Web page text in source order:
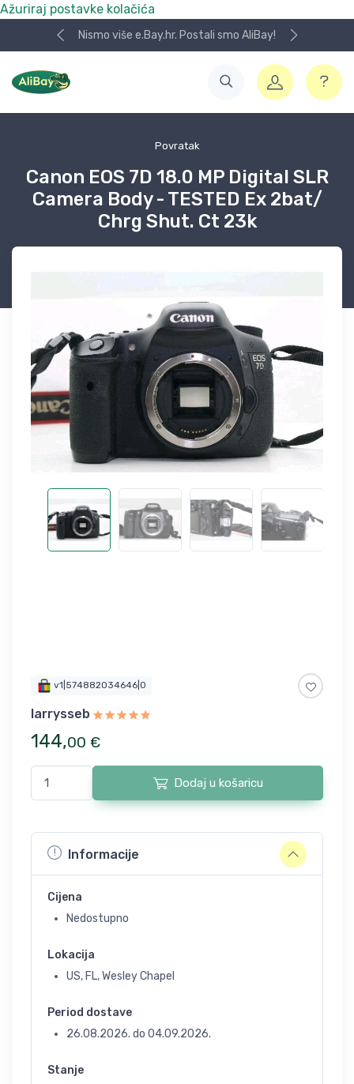
Ažuriraj postavke kolačića
Nismo više e.Bay.hr. Postali smo AliBay!
Povratak
Canon EOS 7D 18.0 MP Digital SLR
Camera Body - TESTED Ex 2bat/
Chrg Shut. Ct 23k
v1|574882034646|0
larrysseb
144,00 €
Dodaj u košaricu
Informacije
Cijena
Nedostupno
Lokacija
US, FL, Wesley Chapel
Period dostave
26.08.2026. do 04.09.2026.
Stanje